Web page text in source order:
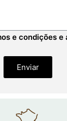
e condições e
Enviar